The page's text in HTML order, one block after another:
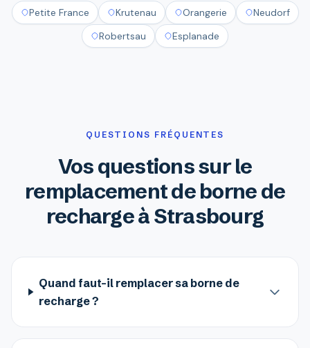
Petite France Krutenau Orangerie
Neudorf
Robertsau
Esplanade
QUESTIONS FRÉQUENTES
Vos questions sur le
remplacement de borne de
recharge à Strasbourg
Quand faut-il remplacer sa borne de
recharge ?